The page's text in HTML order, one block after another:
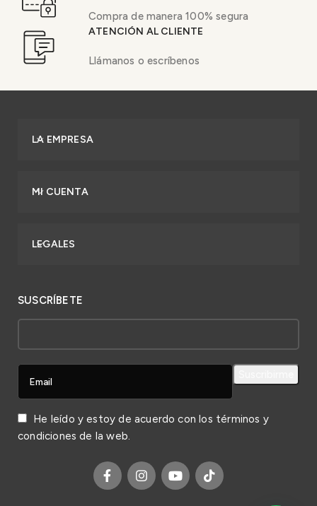
Compra de manera 100% segura
ATENCIÓN AL CLIENTE
Llámanos o escríbenos
LA EMPRESA
MI CUENTA
LEGALES
SUSCRÍBETE
He leído y estoy de acuerdo con los términos y
condiciones de la web.